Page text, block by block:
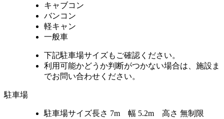
キャブコン
バンコン
軽キャン
一般車
下記駐車場サイズもご確認ください。
利用可能かどうか判断がつかない場合は、施設ま
でお問い合わせください。
駐車場
駐車場サイズ長さ 7m 幅 5.2m 高さ 無制限